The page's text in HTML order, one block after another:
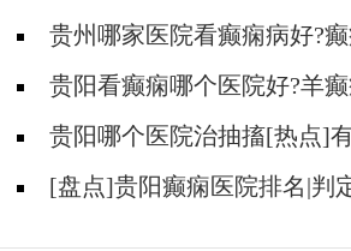
治疗?贵州哪家医院看癫痫病好?
么治疗?
贵阳看癫痫哪个医院好?羊
哪些不好的情绪?
贵阳哪个医院治抽搐[热点]
疯病的偏方呢？
[盘点]贵阳癫痫医院排名|判